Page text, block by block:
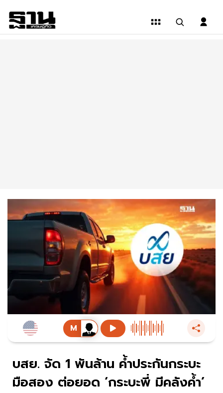
บสย. จัด 1 พันล้าน ค้ำประกันกระบะ
มือสอง ต่อยอด ‘กระบะพี่ มีคลังค้ำ’